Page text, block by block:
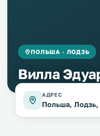
ПОЛЬША · ЛОДЗЬ
Вилла
АДРЕС
Польша, Лодзь,